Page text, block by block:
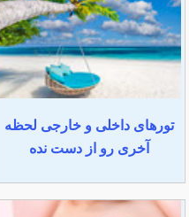
تورهای داخلی و خارجی لحظه
آخری رو از دست نده